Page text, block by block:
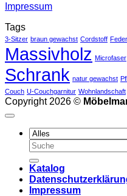
Impressum
Tags
3-Sitzer braun gewachst Cordstoff
Massivholz Microfaser
Schrank natur gewachst
Couch U-Couchgarnitur Wohnlandschaft
Copyright 2026 ©
Suchen
nach:
Katalog
Impressum